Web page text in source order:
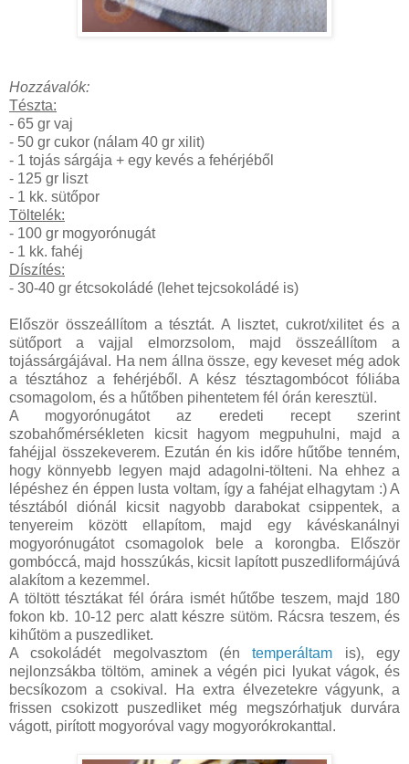
Hozzávalók:
Tészta:
- 65 gr vaj
- 50 gr cukor (nálam 40 gr xilit)
- 1 tojás sárgája + egy kevés a fehérjéből
- 125 gr liszt
- 1 kk. sütőpor
Töltelék:
- 100 gr mogyorónugát
- 1 kk. fahéj
Díszítés:
- 30-40 gr étcsokoládé (lehet tejcsokoládé is)
Először összeállítom a tésztát. A lisztet, cukrot/xilitet és a
sütőport a vajjal elmorzsolom, majd összeállítom a
tojássárgájával. Ha nem állna össze, egy keveset még adok
a tésztához a fehérjéből. A kész tésztagombócot fóliába
csomagolom, és a hűtőben pihentetem fél órán keresztül.
A mogyorónugátot az eredeti recept szerint
szobahőmérsékleten kicsit hagyom megpuhulni, majd a
fahéjjal összekeverem. Ezután én kis időre hűtőbe tenném,
hogy könnyebb legyen majd adagolni-tölteni. Na ehhez a
lépéshez én éppen lusta voltam, így a fahéjat elhagytam :) A
tésztából diónál kicsit nagyobb darabokat csippentek, a
tenyereim között ellapítom, majd egy kávéskanálnyi
mogyorónugátot csomagolok bele a korongba. Először
gombóccá, majd hosszúkás, kicsit lapított puszedliformájúvá
alakítom a kezemmel.
A töltött tésztákat fél órára ismét hűtőbe teszem, majd 180
fokon kb. 10-12 perc alatt készre sütöm. Rácsra teszem, és
kihűtöm a puszedliket.
A csokoládét megolvasztom (éntemperáltam is), egy
nejlonzsákba töltöm, aminek a végén pici lyukat vágok, és
becsíkozom a csokival. Ha extra élvezetekre vágyunk, a
frissen csokizott puszedliket még megszórhatjuk durvára
vágott, pirított mogyoróval vagy mogyorókrokanttal.